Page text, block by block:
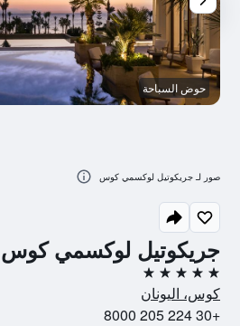
جريكوتيل لوكسمي كوس
5 نجوم
كوس، اليونان
+30 224 205 8000
حوض السباحة
صور لـ جريكوتيل لوكسمي كوس